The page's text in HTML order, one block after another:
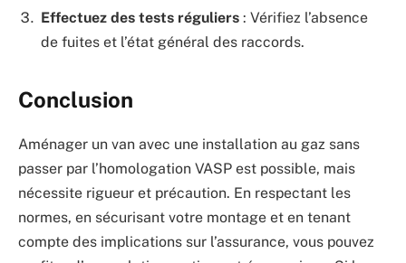
Effectuez des tests réguliers : Vérifiez l’absence
de fuites et l’état général des raccords.
Conclusion
Aménager un van avec une installation au gaz sans
passer par l’homologation VASP est possible, mais
nécessite rigueur et précaution. En respectant les
normes, en sécurisant votre montage et en tenant
compte des implications sur l’assurance, vous pouvez